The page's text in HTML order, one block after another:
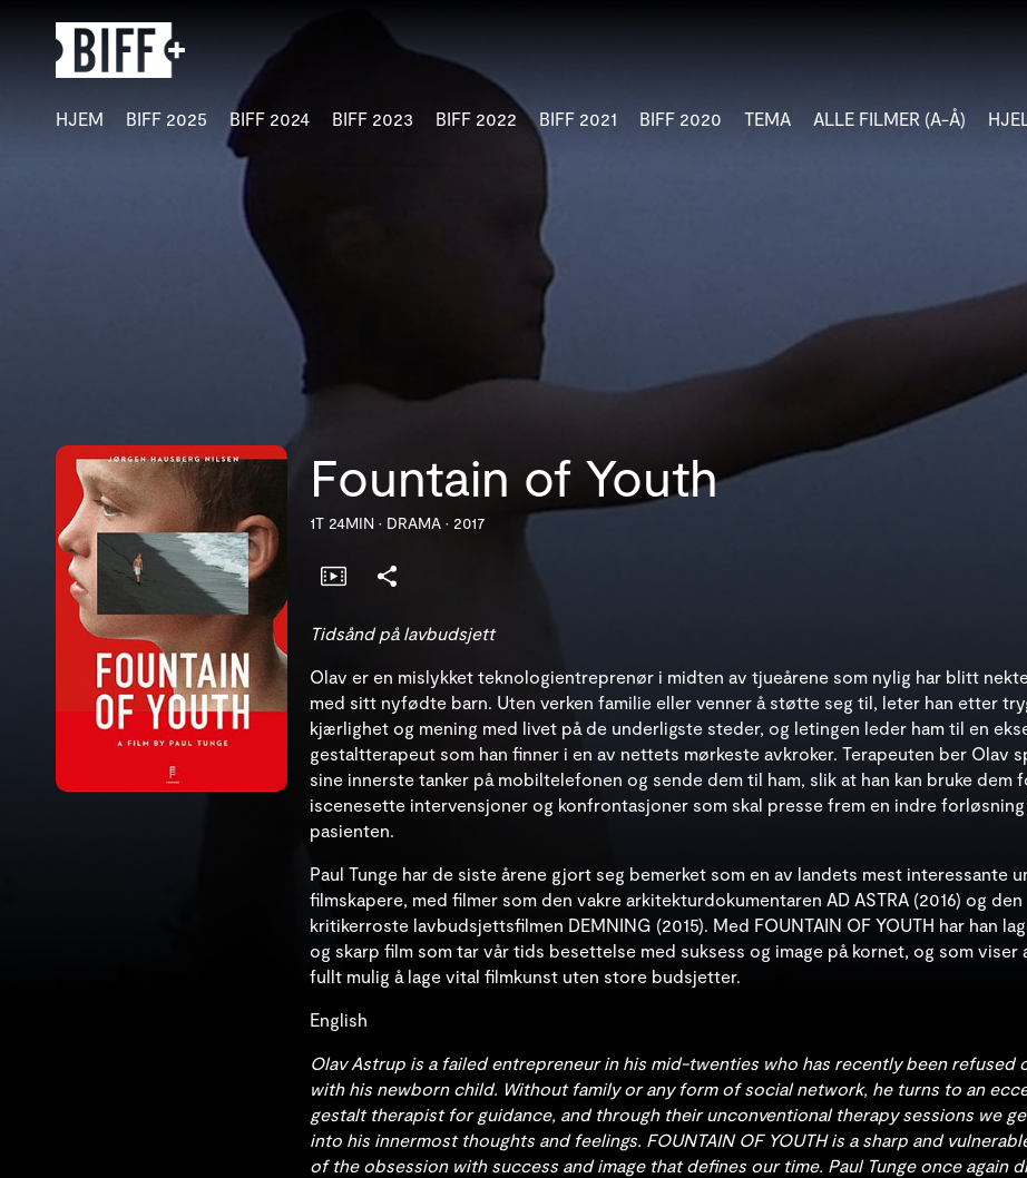
Tilgjengelighetslenker
HJEM BIFF 2025 BIFF 2024 BIFF 2023 BIFF 2022 BIFF 2021 BIFF 2020 TEMA ALLE FILMER (A-Å)
Fountain of Youth
1T 24MIN • DRAMA • 2017
Tidsånd på lavbudsjett
Olav er en mislykket teknologientreprenør i midten av tjueårene som nylig har blitt
med sitt nyfødte barn. Uten verken familie eller venner å støtte seg til, leter han etter
kjærlighet og mening med livet på de underligste steder, og letingen leder ham til en
gestaltterapeut som han finner i en av nettets mørkeste avkroker. Terapeuten ber Olav
sine innerste tanker på mobiltelefonen og sende dem til ham, slik at han kan bruke dem
iscenesette intervensjoner og konfrontasjoner som skal presse frem en indre forløsning
pasienten.
Paul Tunge har de siste årene gjort seg bemerket som en av landets mest interessante
filmskapere, med filmer som den vakre arkitekturdokumentaren AD ASTRA (2016) og den
kritikerroste lavbudsjettsfilmen DEMNING (2015). Med FOUNTAIN OF YOUTH har han
og skarp film som tar vår tids besettelse med suksess og image på kornet, og som viser
fullt mulig å lage vital filmkunst uten store budsjetter.
English
Olav Astrup is a failed entrepreneur in his mid-twenties who has recently been refused
with his newborn child. Without family or any form of social network, he turns to an
gestalt therapist for guidance, and through their unconventional therapy sessions we
into his innermost thoughts and feelings. FOUNTAIN OF YOUTH is a sharp and
of the obsession with success and image that defines our time. Paul Tunge once again